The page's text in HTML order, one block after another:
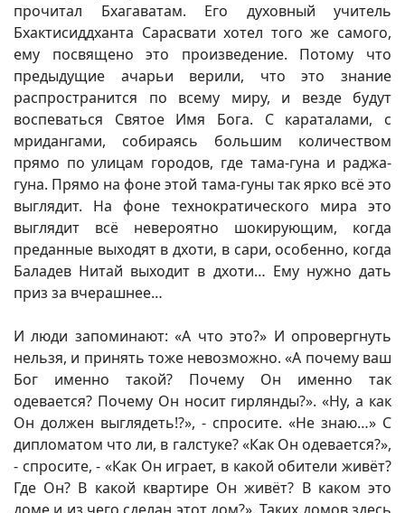
прочитал Бхагаватам. Его духовный учитель
Бхактисиддханта Сарасвати хотел того же самого,
ему посвящено это произведение. Потому что
предыдущие ачарьи верили, что это знание
распространится по всему миру, и везде будут
воспеваться Святое Имя Бога. С караталами, с
мридангами, собираясь большим количеством
прямо по улицам городов, где тама-гуна и раджа-
гуна. Прямо на фоне этой тама-гуны так ярко всё это
выглядит. На фоне технократического мира это
выглядит всё невероятно шокирующим, когда
преданные выходят в дхоти, в сари, особенно, когда
Баладев Нитай выходит в дхоти… Ему нужно дать
приз за вчерашнее…
И люди запоминают: «А что это?» И опровергнуть
нельзя, и принять тоже невозможно. «А почему ваш
Бог именно такой? Почему Он именно так
одевается? Почему Он носит гирлянды?». «Ну, а как
Он должен выглядеть!?», - спросите. «Не знаю…» С
дипломатом что ли, в галстуке? «Как Он одевается?»,
- спросите, - «Как Он играет, в какой обители живёт?
Где Он? В какой квартире Он живёт? В каком это